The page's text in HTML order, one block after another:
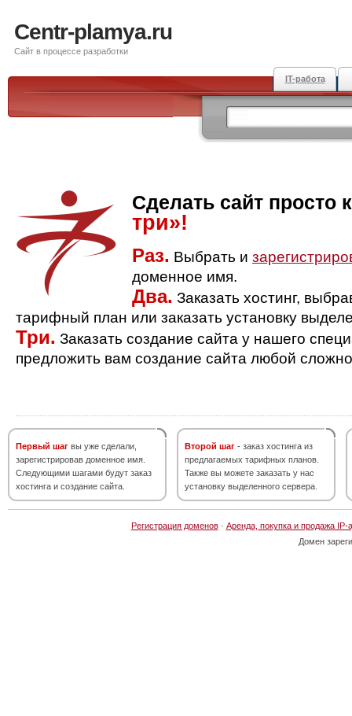
Centr-plamya.ru
Сайт в процессе разработки
IT-работа
Сделать сайт просто
три»!
Раз. Выбрать и
доменное имя.
Два. Заказать хостинг,
тарифный план или заказать установку
Три. Заказать создание сайта у нашего
предложить вам создание сайта любой
Первый шаг вы уже сделали,
зарегистрировав доменное имя.
Следующими шагами будут заказ
хостинга и создание сайта.
Второй шаг - заказ хостинга из
предлагаемых тарифных планов.
Также вы можете заказать у нас
установку выделенного сервера.
Регистрация доменов· Аренда, покупка и продажа IP-
Домен